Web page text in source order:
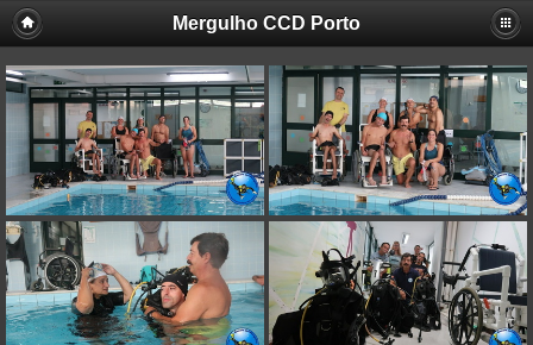
Mergulho CCD Porto